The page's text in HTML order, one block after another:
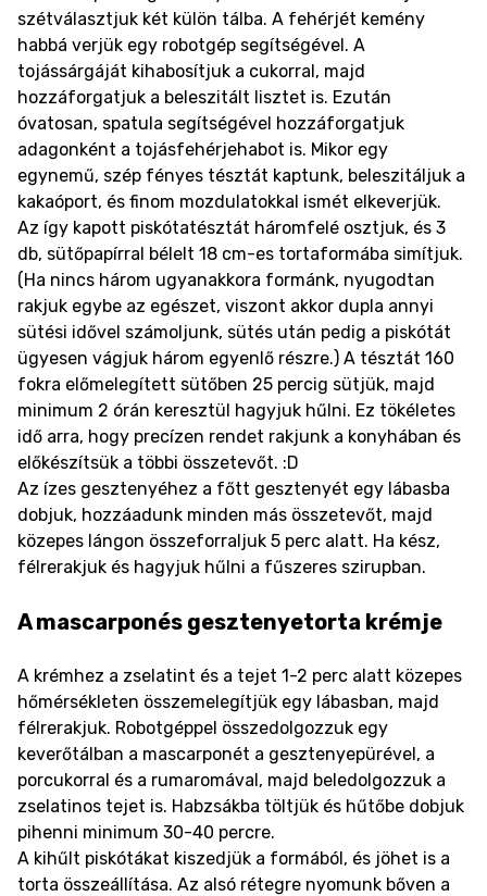
szétválasztjuk két külön tálba. A fehérjét kemény
habbá verjük egy robotgép segítségével. A
tojássárgáját kihabosítjuk a cukorral, majd
hozzáforgatjuk a beleszitált lisztet is. Ezután
óvatosan, spatula segítségével hozzáforgatjuk
adagonként a tojásfehérjehabot is. Mikor egy
egynemű, szép fényes tésztát kaptunk, beleszitáljuk a
kakaóport, és finom mozdulatokkal ismét elkeverjük.
Az így kapott piskótatésztát háromfelé osztjuk, és 3
db, sütőpapírral bélelt 18 cm-es tortaformába simítjuk.
(Ha nincs három ugyanakkora formánk, nyugodtan
rakjuk egybe az egészet, viszont akkor dupla annyi
sütési idővel számoljunk, sütés után pedig a piskótát
ügyesen vágjuk három egyenlő részre.) A tésztát 160
fokra előmelegített sütőben 25 percig sütjük, majd
minimum 2 órán keresztül hagyjuk hűlni. Ez tökéletes
idő arra, hogy precízen rendet rakjunk a konyhában és
előkészítsük a többi összetevőt. :D
Az ízes gesztenyéhez a főtt gesztenyét egy lábasba
dobjuk, hozzáadunk minden más összetevőt, majd
közepes lángon összeforraljuk 5 perc alatt. Ha kész,
félrerakjuk és hagyjuk hűlni a fűszeres szirupban.
A mascarponés gesztenyetorta krémje
A krémhez a zselatint és a tejet 1-2 perc alatt közepes
hőmérsékleten összemelegítjük egy lábasban, majd
félrerakjuk. Robotgéppel összedolgozzuk egy
keverőtálban a mascarponét a gesztenyepürével, a
porcukorral és a rumaromával, majd beledolgozzuk a
zselatinos tejet is. Habzsákba töltjük és hűtőbe dobjuk
pihenni minimum 30-40 percre.
A kihűlt piskótákat kiszedjük a formából, és jöhet is a
torta összeállítása. Az alsó rétegre nyomunk bőven a